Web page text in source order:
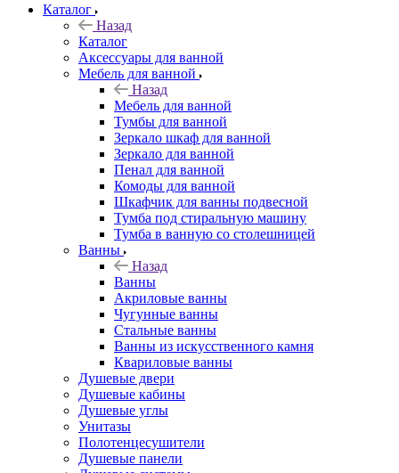
Каталог
Назад
Каталог
Аксессуары для ванной
Мебель для ванной
Назад
Мебель для ванной
Тумбы для ванной
Зеркало шкаф для ванной
Зеркало для ванной
Пенал для ванной
Комоды для ванной
Шкафчик для ванны подвесной
Тумба под стиральную машину
Тумба в ванную со столешницей
Ванны
Назад
Ванны
Акриловые ванны
Чугунные ванны
Стальные ванны
Ванны из искусственного камня
Квариловые ванны
Душевые двери
Душевые кабины
Душевые углы
Унитазы
Полотенцесушители
Душевые панели